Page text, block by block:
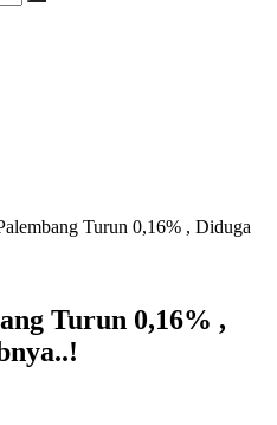
Search
Turun 0,16% , Diduga
Turun 0,16% ,